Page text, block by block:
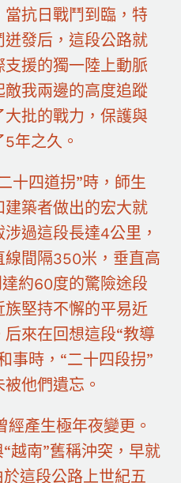
抗日戰鬥到臨，特
迸發后，這段公路就
援的獨一陸上動脈
我兩邊的高度追蹤
批的戰力，保護與
年之久。
十四道拐”時，師生
築者做出的宏大就
過這段長達4公里，
間隔350米，垂直高
約60度的驚險途段
堅持不懈的平易近
來在回想這段“教導
事時，“二十四段拐”
他們遺忘。
產生極年夜變更。
越南”舊稱沖突，早就
這段公路上世紀五